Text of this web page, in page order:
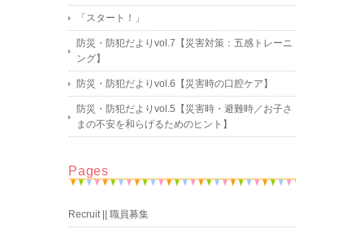
「スタート！」
防災・防犯だよりvol.7【災害対策：五感トレーニ
ング】
防災・防犯だよりvol.6【災害時の口腔ケア】
防災・防犯だよりvol.5【災害時・避難時／お子さ
まの不安を和らげるためのヒント】
Pages
Recruit || 職員募集